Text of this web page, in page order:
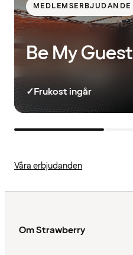
MEDLEMSERBJUDANDE
Be My Guest
✓Frukost ingår
Våra erbjudanden
Om Strawberry